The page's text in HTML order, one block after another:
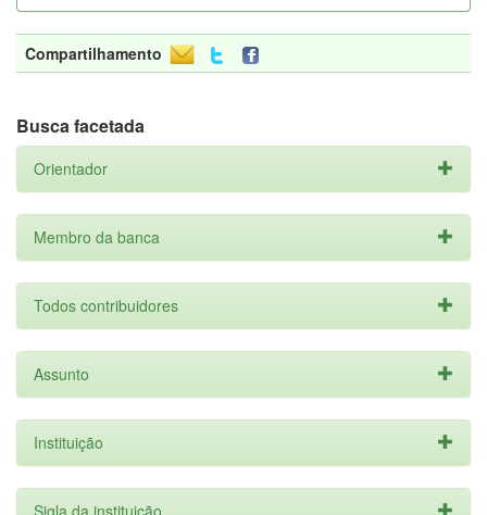
Compartilhamento
Busca facetada
Orientador
Membro da banca
Todos contribuidores
Assunto
Instituição
Sigla da instituição